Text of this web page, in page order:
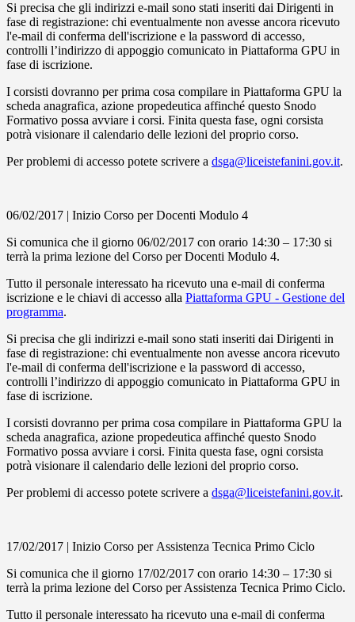
Si precisa che gli indirizzi e-mail sono stati inseriti dai Dirigenti in
fase di registrazione: chi eventualmente non avesse ancora ricevuto
l'e-mail di conferma dell'iscrizione e la password di accesso,
controlli l’indirizzo di appoggio comunicato in Piattaforma GPU in
fase di iscrizione.
I corsisti dovranno per prima cosa compilare in Piattaforma GPU la
scheda anagrafica, azione propedeutica affinché questo Snodo
Formativo possa avviare i corsi. Finita questa fase, ogni corsista
potrà visionare il calendario delle lezioni del proprio corso.
Per problemi di accesso potete scrivere a dsga@liceistefanini.gov.it.
06/02/2017 | Inizio Corso per Docenti Modulo 4
Si comunica che il giorno 06/02/2017 con orario 14:30 – 17:30 si
terrà la prima lezione del Corso per Docenti Modulo 4.
Tutto il personale interessato ha ricevuto una e-mail di conferma
iscrizione e le chiavi di accesso alla Piattaforma GPU - Gestione del
programma.
Si precisa che gli indirizzi e-mail sono stati inseriti dai Dirigenti in
fase di registrazione: chi eventualmente non avesse ancora ricevuto
l'e-mail di conferma dell'iscrizione e la password di accesso,
controlli l’indirizzo di appoggio comunicato in Piattaforma GPU in
fase di iscrizione.
I corsisti dovranno per prima cosa compilare in Piattaforma GPU la
scheda anagrafica, azione propedeutica affinché questo Snodo
Formativo possa avviare i corsi. Finita questa fase, ogni corsista
potrà visionare il calendario delle lezioni del proprio corso.
Per problemi di accesso potete scrivere a dsga@liceistefanini.gov.it.
17/02/2017 | Inizio Corso per Assistenza Tecnica Primo Ciclo
Si comunica che il giorno 17/02/2017 con orario 14:30 – 17:30 si
terrà la prima lezione del Corso per Assistenza Tecnica Primo Ciclo.
Tutto il personale interessato ha ricevuto una e-mail di conferma